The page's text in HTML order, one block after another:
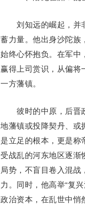
刘知远的崛起，并非
蓄力量。他出身沙陀族
始终心怀抱负。在军中
赢得上司赏识，从偏将
一方藩镇。
彼时的中原，后晋政
地藩镇或投降契丹、或
是立足的根本，更是
受战乱的河东地区逐
局势，不盲目卷入混
力。同时，他高举“复
政治资本，在乱世中悄